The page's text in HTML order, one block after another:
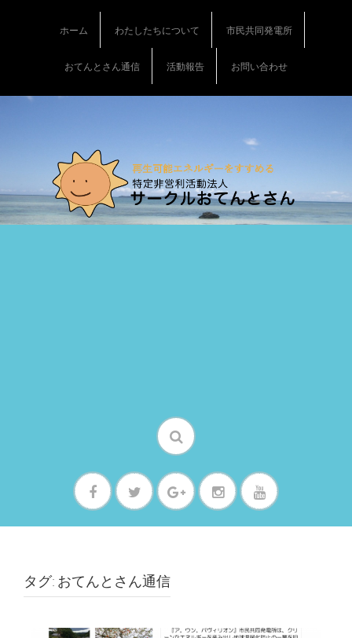
t
ホーム わたしたちについて 市民共同発電所
おてんとさん通信 活動報告 お問い合わせ
タグ: おてんとさん通信